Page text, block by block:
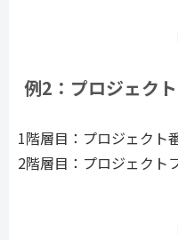
例2：プロジェク
1階層目：プロジェクト
2階層目：プロジェクト